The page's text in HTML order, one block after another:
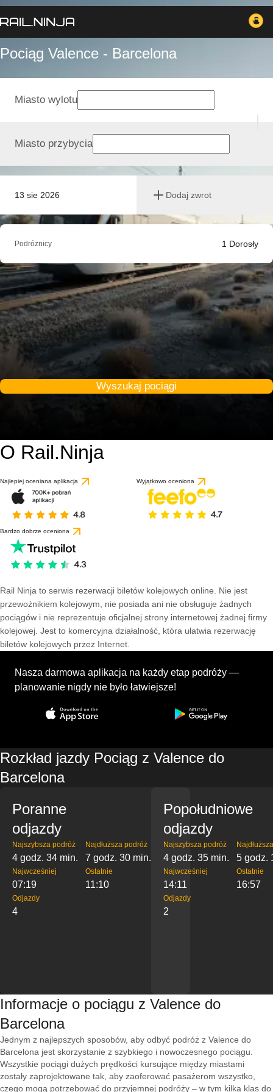
Pociąg Valence - Barcelona
13 sie 2026 Dodaj zwrot
Miasto wylotu
Miasto przybycia
Podróżnicy 1 Dorosły
Wyszukaj pociągi
O Rail.Ninja
Najlepiej oceniana aplikacja Wyjątkowo oceniona
Bardzo dobrze oceniona
Rail Ninja to serwis rezerwacji biletów kolejowych online. Nie jest
przewoźnikiem kolejowym, nie posiada ani nie obsługuje żadnych
pociągów i nie reprezentuje oficjalnej strony internetowej żadnej firmy
kolejowej. Jest to komercyjna działalność, która ułatwia rezerwację
biletów kolejowych przez Internet.
Nasza darmowa aplikacja na każdy etap podróży —
planowanie nigdy nie było łatwiejsze!
Rozkład jazdy Pociąg z Valence do
Barcelona
Poranne
odjazdy
Najszybsza podróż
4 godz. 34 min.
Najdłuższa podróż
7 godz. 30 min.
Najwcześniej
07:19
Ostatnie
11:10
Odjazdy
4
Popołudniowe
odjazdy
Najszybsza podróż
4 godz. 35 min. 5 godz.
Najwcześniej
14:11
Ostatnie
16:57
Odjazdy
2
Informacje o pociągu z Valence do
Barcelona
Jednym z najlepszych sposobów, aby odbyć podróż z Valence do
Barcelona jest skorzystanie z szybkiego i nowoczesnego pociągu.
Wszystkie pociągi dużych prędkości kursujące między miastami
zostały zaprojektowane tak, aby zaoferować pasażerom wszystko,
czego mogą potrzebować do przyjemnej podróży – w tym kilka klas do